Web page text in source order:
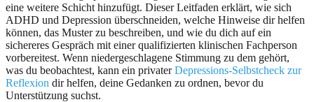
eine weitere Schicht hinzufügt. Dieser Leitfaden erklärt, wie sich
ADHD und Depression überschneiden, welche Hinweise dir helfen
können, das Muster zu beschreiben, und wie du dich auf ein
sichereres Gespräch mit einer qualifizierten klinischen Fachperson
vorbereitest. Wenn niedergeschlagene Stimmung zu dem gehört,
was du beobachtest, kann ein privaterDepressions-Selbstcheck zur
Reflexion dir helfen, deine Gedanken zu ordnen, bevor du
Unterstützung suchst.